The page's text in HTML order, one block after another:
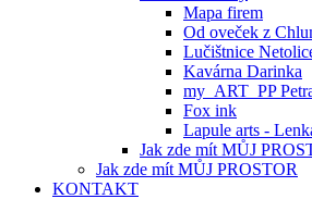
Mapa firem
Od oveček z
Lučištnice
Kavárna Darinka
my_ART_PP
Fox ink
Lapule arts -
Jak zde mít MŮJ
Jak zde mít MŮJ PROSTOR
KONTAKT